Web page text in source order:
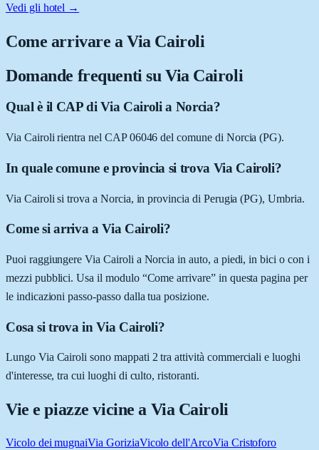
Vedi gli hotel →
Come arrivare aVia Cairoli
Domande frequenti su Via Cairoli
Qual è il CAP di Via Cairoli a Norcia?
Via Cairoli rientra nel CAP 06046 del comune di Norcia (PG).
In quale comune e provincia si trova Via Cairoli?
Via Cairoli si trova a Norcia, in provincia di Perugia (PG), Umbria.
Come si arriva a Via Cairoli?
Puoi raggiungere Via Cairoli a Norcia in auto, a piedi, in bici o con i
mezzi pubblici. Usa il modulo “Come arrivare” in questa pagina per
le indicazioni passo-passo dalla tua posizione.
Cosa si trova in Via Cairoli?
Lungo Via Cairoli sono mappati 2 tra attività commerciali e luoghi
d'interesse, tra cui luoghi di culto, ristoranti.
Vie e piazze vicine a Via Cairoli
Vicolo dei mugnaiVia GoriziaVicolo dell'ArcoVia Cristoforo